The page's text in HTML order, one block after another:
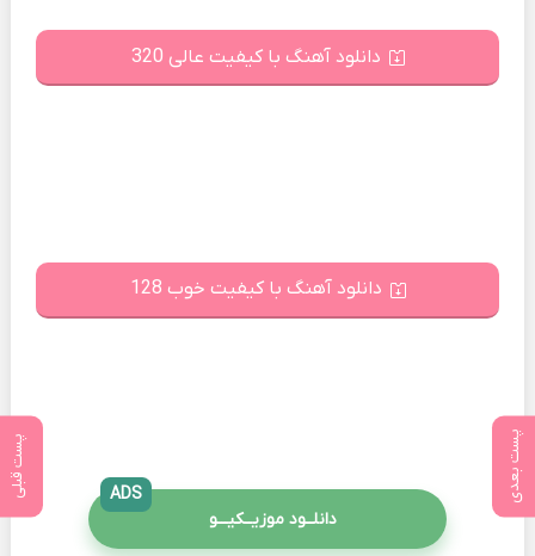
پست بعدی پست قبلی
دانلود آهنگ با کیفیت عالی 320
دانلود آهنگ با کیفیت خوب 128
دانلــود موزیــکیـــو
ADS